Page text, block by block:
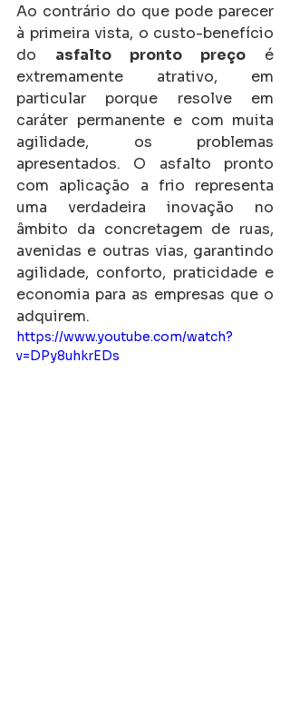
Ao contrário do que pode parecer
à primeira vista, o custo-benefício
do asfalto pronto preço é
extremamente atrativo, em
particular porque resolve em
caráter permanente e com muita
agilidade, os problemas
apresentados. O asfalto pronto
com aplicação a frio representa
uma verdadeira inovação no
âmbito da concretagem de ruas,
avenidas e outras vias, garantindo
agilidade, conforto, praticidade e
economia para as empresas que o
adquirem.
https://www.youtube.com/watch?
v=DPy8uhkrEDs